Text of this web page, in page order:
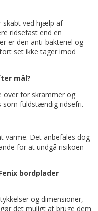
skabt ved hjælp af
ridsefast end en
er den anti-bakteriel og
set ikke tager imod
mål?
over for skrammer og
som fuldstændig ridsefri.
varme. Det anbefales dog
for at undgå risikoen
bordplader
og dimensioner,
det muligt at bruge dem